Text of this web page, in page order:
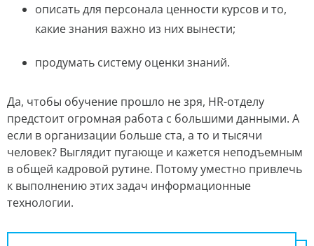
описать для персонала ценности курсов и то,
какие знания важно из них вынести;
продумать систему оценки знаний.
Да, чтобы обучение прошло не зря, HR-отделу
предстоит огромная работа с большими данными. А
если в организации больше ста, а то и тысячи
человек? Выглядит пугающе и кажется неподъемным
в общей кадровой рутине. Потому уместно привлечь
к выполнению этих задач информационные
технологии.